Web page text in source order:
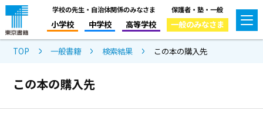
学校の先生・自治体関係のみなさま
小学校 中学校 高等学校
保護者・塾・一般
一般のみなさま
TOP 一般書籍 検索結果 この本の購入先
この本の購入先